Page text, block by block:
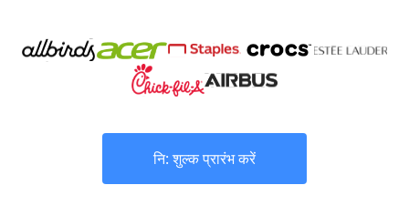
नि: शुल्क प्रारंभ करें